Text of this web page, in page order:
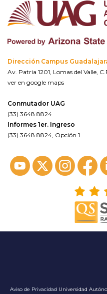
Dirección Campus
Av. Patria 1201, Lomas del Valle,
ver en google maps
Conmutador UAG
(33) 3648 8824
Informes 1er. Ingreso
(33) 3648 8824, Opción 1
Aviso de Privacidad Universidad